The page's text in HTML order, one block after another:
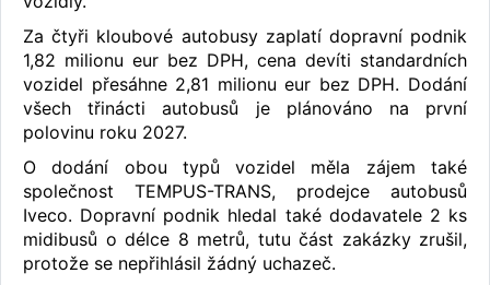
Za čtyři kloubové autobusy zaplatí dopravní podnik
1,82 milionu eur bez DPH, cena devíti standardních
vozidel přesáhne 2,81 milionu eur bez DPH. Dodání
všech třinácti autobusů je plánováno na první
polovinu roku 2027.
O dodání obou typů vozidel měla zájem také
společnost TEMPUS-TRANS, prodejce autobusů
Iveco. Dopravní podnik hledal také dodavatele 2 ks
midibusů o délce 8 metrů, tutu část zakázky zrušil,
protože se nepřihlásil žádný uchazeč.